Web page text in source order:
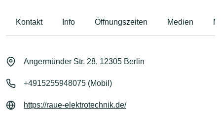
Kontakt Info Öffnungszeiten Medien
Angermünder Str. 28, 12305 Berlin
+4915255948075 (Mobil)
https://raue-elektrotechnik.de/